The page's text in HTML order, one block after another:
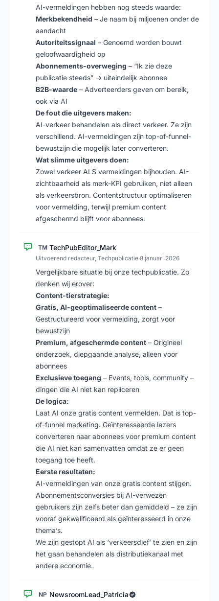
AI-vermeldingen hebben nog steeds waarde:
Merkbekendheid – Je naam bij miljoenen onder de
aandacht
Autoriteitssignaal – Genoemd worden bouwt
geloofwaardigheid op
Abonnements-overweging – “Ik zie deze
publicatie steeds” → uiteindelijk abonnee
B2B-waarde – Adverteerders geven om bereik,
ook via AI
De fout die uitgevers maken:
AI-verkeer behandelen als direct verkeer. Ze zijn
verschillend. AI-vermeldingen zijn top-of-funnel-
bewustzijn die mogelijk later converteren.
Wat slimme uitgevers doen:
Zowel verkeer ALS vermeldingen bijhouden. AI-
zichtbaarheid als merk-KPI gebruiken, niet alleen
als verkeersbron. Contentstructuur optimaliseren
voor vermelding, terwijl premium content
afgeschermd blijft voor abonnees.
TM TechPubEditor_Mark
Uitvoerend redacteur, Techpublicatie·8 januari 2026
Vergelijkbare situatie bij onze techpublicatie. Zo
denken wij erover:
Content-tierstrategie:
Gratis, AI-geoptimaliseerde content –
Gestructureerd voor vermelding, zorgt voor
bewustzijn
Premium, afgeschermde content – Origineel
onderzoek, diepgaande analyse, alleen voor
abonnees
Exclusieve toegang – Events, tools, community –
dingen die AI niet kan repliceren
De logica:
Laat AI onze gratis content vermelden. Dat is top-
of-funnel marketing. Geïnteresseerde lezers
converteren naar abonnees voor premium content
die AI niet kan samenvatten omdat ze er geen
toegang toe heeft.
Eerste resultaten:
AI-vermeldingen van onze gratis content stijgen.
Abonnementsconversies bij AI-verwezen
gebruikers zijn zelfs beter dan gemiddeld – ze zijn
vooraf gekwalificeerd als geïnteresseerd in onze
thema’s.
We zijn gestopt AI als ‘verkeersdief’ te zien en zijn
het gaan behandelen als distributiekanaal met
andere economie.
NP NewsroomLead_Patricia